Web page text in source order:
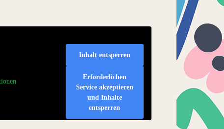
Inhalt entsperren
Erforderlichen
Service akzeptieren
und Inhalte
entsperren